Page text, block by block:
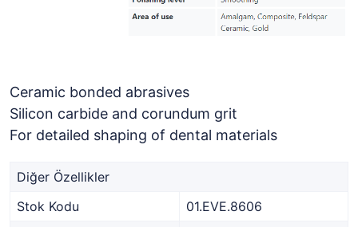
Ceramic bonded abrasives
Silicon carbide and corundum grit
For detailed shaping of dental materials
Diğer Özellikler
Stok Kodu
01.EVE.8606